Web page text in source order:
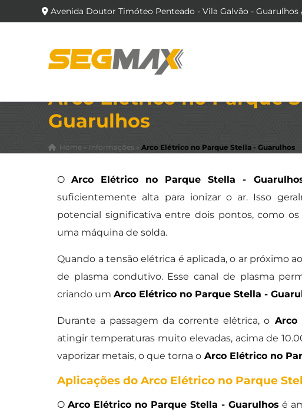
Avenida Doutor Timóteo Penteado - Vila Galvão - Guarulhos
Arco Elétrico no Parque
Guarulhos
Home » Informações »Arco Elétrico no Parque Stella - Guarulhos
OArco Elétrico no Parque Stella -
suficientemente alta para ionizar o ar. Isso
potencial significativa entre dois pontos, como
uma máquina de solda.
Quando a tensão elétrica é aplicada, o ar próximo
de plasma condutivo. Esse canal de plasma
criando umArco Elétrico no Parque Stella -
Durante a passagem da corrente elétrica, o Arco
atingir temperaturas muito elevadas, acima de
vaporizar metais, o que torna o Arco Elétrico no
Aplicações do Arco Elétrico no Parque
OArco Elétrico no Parque Stella - Guarulhos é